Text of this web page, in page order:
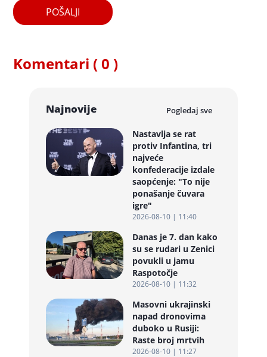
POŠALJI
Komentari ( 0 )
Najnovije Pogledaj sve
Nastavlja se rat
protiv Infantina, tri
najveće
konfederacije izdale
saopćenje: "To nije
ponašanje čuvara
igre"
2026-08-10 | 11:40
Danas je 7. dan kako
su se rudari u Zenici
povukli u jamu
Raspotočje
2026-08-10 | 11:32
Masovni ukrajinski
napad dronovima
duboko u Rusiji:
Raste broj mrtvih
2026-08-10 | 11:27